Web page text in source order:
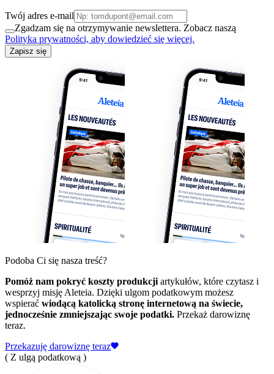
Twój adres e-mail
Zgadzam się na otrzymywanie newslettera. Zobacz naszą
Polityka prywatności, aby dowiedzieć się więcej.
Zapisz się
Podoba Ci się nasza treść?
Pomóż nam pokryć koszty produkcji artykułów, które czytasz i
wesprzyj misję Aleteia. Dzięki ulgom podatkowym możesz
wspierać wiodącą katolicką stronę internetową na świecie,
jednocześnie zmniejszając swoje podatki. Przekaż darowiznę
teraz.
Przekazuję darowiznę teraz
( Z ulgą podatkową )